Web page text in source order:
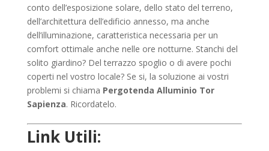
conto dell’esposizione solare, dello stato del terreno,
dell’architettura dell’edificio annesso, ma anche
dell’illuminazione, caratteristica necessaria per un
comfort ottimale anche nelle ore notturne. Stanchi del
solito giardino? Del terrazzo spoglio o di avere pochi
coperti nel vostro locale? Se si, la soluzione ai vostri
problemi si chiama Pergotenda Alluminio Tor
Sapienza. Ricordatelo.
Link Utili: